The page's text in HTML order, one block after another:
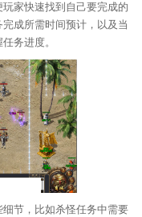
家快速找到自己要完成的
成所需时间预计，以及当
务进度。
节，比如杀怪任务中需要